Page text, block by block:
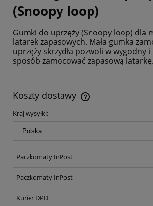
(Snoopy loop)
Gumki do uprzęży (Snoopy loop) dla
latarek zapasowych. Mała gumka
uprzęży skrzydła pozwoli w wygodny i
sposób zamocować zapasową latarkę.
Koszty dostawy
Cena nie zawiera ewentualnych kosztów
Kraj wysyłki:
Paczkomaty InPost
Paczkomaty InPost
Kurier DPD